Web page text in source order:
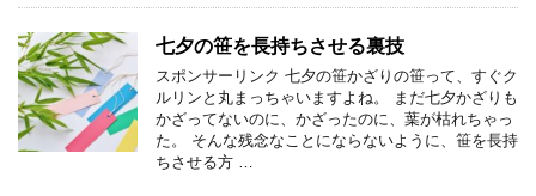
七夕の笹を長持ちさせる裏技
スポンサーリンク 七夕の笹かざりの笹って、すぐク
ルリンと丸まっちゃいますよね。 まだ七夕かざりも
かざってないのに、かざったのに、葉が枯れちゃっ
た。 そんな残念なことにならないように、笹を長持
ちさせる方 …